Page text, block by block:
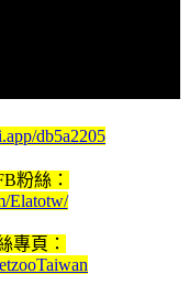
db5a2205
粉絲：
Elatotw/
專頁：